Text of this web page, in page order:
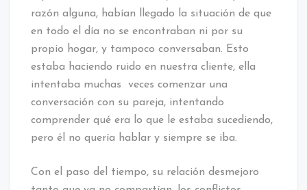
razón alguna, habían llegado la situación de que
en todo el día no se encontraban ni por su
propio hogar, y tampoco conversaban. Esto
estaba haciendo ruido en nuestra cliente, ella
intentaba muchas veces comenzar una
conversación con su pareja, intentando
comprender qué era lo que le estaba sucediendo,
pero él no quería hablar y siempre se iba.
Con el paso del tiempo, su relación desmejoro